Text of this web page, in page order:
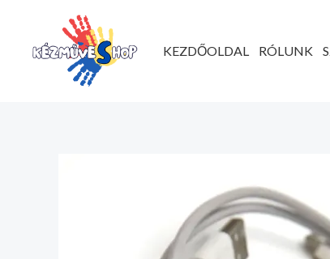
tartalomhoz
KEZDŐOLDAL RÓLUNK